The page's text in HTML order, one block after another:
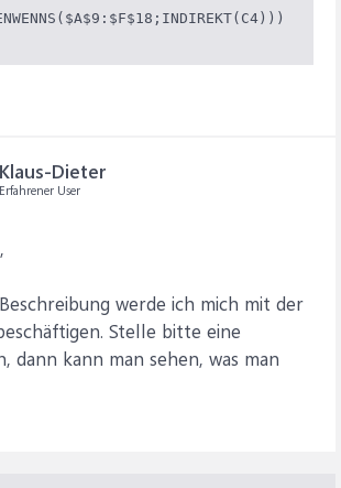
Klaus-Dieter
Erfahrener User
werde ich mich mit der
Stelle bitte eine
dann kann man sehen, was man